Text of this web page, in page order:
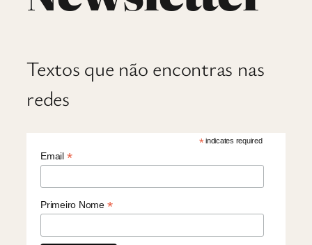
Textos que não encontras nas
redes
*indicates required
Email *
Primeiro Nome *